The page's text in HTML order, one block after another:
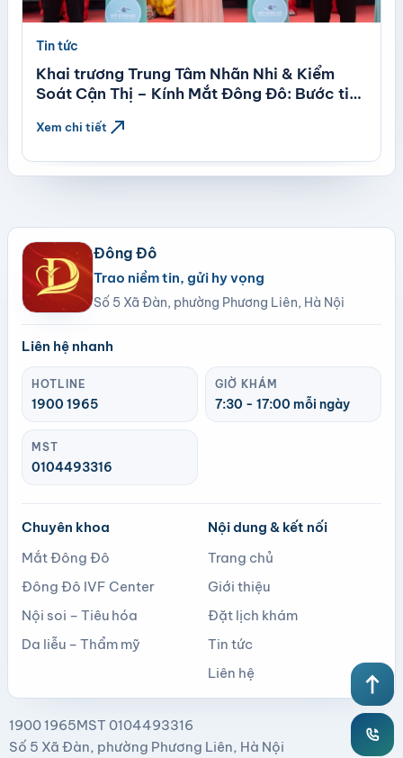
Tin tức
Khai trương Trung Tâm Nhãn Nhi & Kiểm
Soát Cận Thị – Kính Mắt Đông Đô: Bước tiến
chuẩn quốc tế
Xem chi tiết north_east
Đông Đô
Trao niềm tin, gửi hy vọng
Số 5 Xã Đàn, phường Phương Liên, Hà Nội
Liên hệ nhanh
HOTLINE
1900 1965
GIỜ KHÁM
7:30 - 17:00 mỗi ngày
MST
0104493316
Chuyên khoa
Mắt Đông Đô
Đông Đô IVF Center
Nội soi – Tiêu hóa
Da liễu – Thẩm mỹ
Nội dung & kết nối
Trang chủ
Giới thiệu
Đặt lịch khám
Tin tức
Liên hệ
1900 1965MST 0104493316
Số 5 Xã Đàn, phường Phương Liên, Hà Nội
north